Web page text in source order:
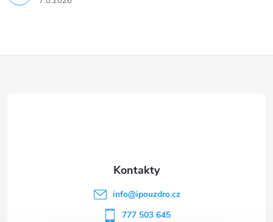
info@ipouzdro.cz
777 503 645